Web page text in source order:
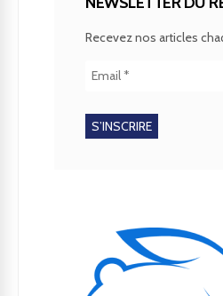
Recevez nos articles